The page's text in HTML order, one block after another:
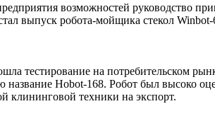
возможностей руководство
выпуск робота-мойщика стекол Winbot-
тестирование на потребительском
название Hobot-168. Робот был высоко
клининговой техники на экспорт.